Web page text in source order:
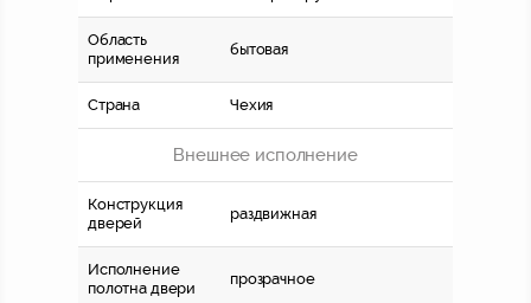
Область
применения
бытовая
Страна Чехия
Внешнее исполнение
Конструкция
дверей
раздвижная
Исполнение
полотна двери
прозрачное